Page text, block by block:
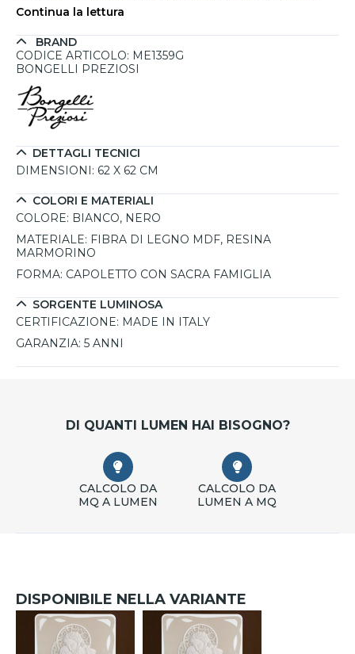
contemporanea, con bordi arrotondati che lo rendono
Realizzato interamente in Italia, il capoletto combina la
base in fibra di legno MDF verniciata con sagome religiose
durevole. Con le sue dimensioni di 62x62 cm, questo
pezzo d'arte non solo arricchisce la camera da letto, ma
diventa anche un simbolo di spiritualità e serenità. Offerto
con una garanzia gratuita di 5 anni, è un'opzione di grande
valore, facile da appendere senza necessità di
unisce qualità e tradizione in un design unico.
Continua la lettura
BRAND
CODICE ARTICOLO: ME1359G
BONGELLI PREZIOSI
DETTAGLI TECNICI
DIMENSIONI: 62 X 62 CM
COLORI E MATERIALI
COLORE: BIANCO, NERO
MATERIALE: FIBRA DI LEGNO MDF, RESINA
MARMORINO
FORMA: CAPOLETTO CON SACRA FAMIGLIA
SORGENTE LUMINOSA
CERTIFICAZIONE: MADE IN ITALY
GARANZIA: 5 ANNI
DI QUANTI LUMEN HAI BISOGNO?
CALCOLO DA
MQ A LUMEN
CALCOLO DA
LUMEN A MQ
DISPONIBILE NELLA VARIANTE